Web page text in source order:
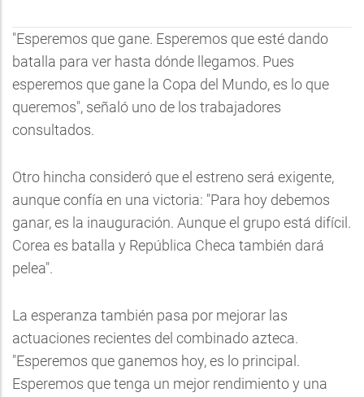
"Esperemos que gane. Esperemos que esté dando
batalla para ver hasta dónde llegamos. Pues
esperemos que gane la Copa del Mundo, es lo que
queremos", señaló uno de los trabajadores
consultados.
Otro hincha consideró que el estreno será exigente,
aunque confía en una victoria: "Para hoy debemos
ganar, es la inauguración. Aunque el grupo está difícil.
Corea es batalla y República Checa también dará
pelea".
La esperanza también pasa por mejorar las
actuaciones recientes del combinado azteca.
"Esperemos que ganemos hoy, es lo principal.
Esperemos que tenga un mejor rendimiento y una